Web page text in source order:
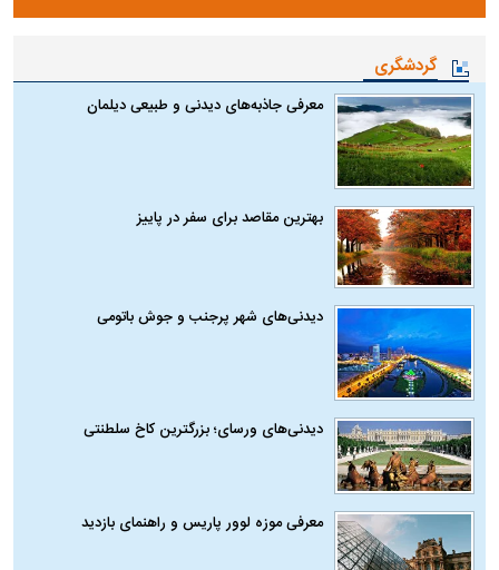
گردشگری
معرفی جاذبه‌های دیدنی و طبیعی دیلمان
بهترین مقاصد برای سفر در پاییز
دیدنی‌های شهر پرجنب و جوش باتومی
دیدنی‌های ورسای؛ بزرگترین کاخ سلطنتی
معرفی موزه لوور پاریس و راهنمای بازدید